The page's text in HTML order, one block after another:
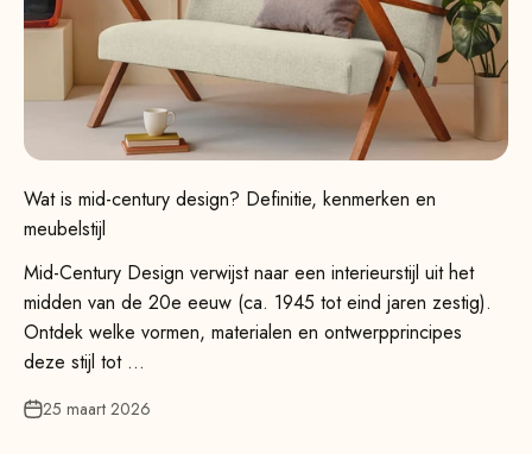
Wat is mid-century design? Definitie, kenmerken en
meubelstijl
Mid-Century Design verwijst naar een interieurstijl uit het
midden van de 20e eeuw (ca. 1945 tot eind jaren zestig).
Ontdek welke vormen, materialen en ontwerpprincipes
deze stijl tot ...
25 maart 2026